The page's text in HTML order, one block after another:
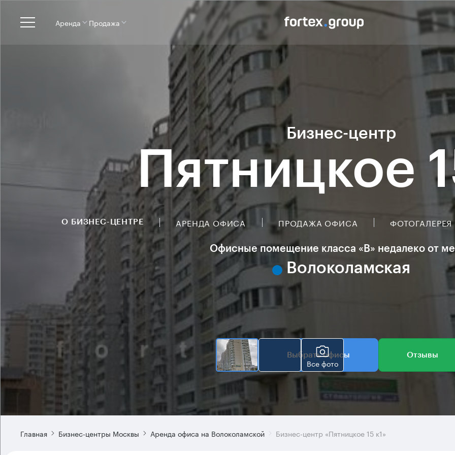
Аренда Продажа
Бизнес-центр
Пятницкое
О БИЗНЕС-ЦЕНТРЕ АРЕНДА ОФИСА ПРОДАЖА ОФИСА ФОТОГАЛЕРЕЯ
Офисные помещение класса «B» недалеко от
Волоколамская
Все фото
Выбрать офисы Отзывы
Главная Бизнес-центры Москвы Аренда офиса на Волоколамской Бизнес-центр «Пятницкое 15 к1»